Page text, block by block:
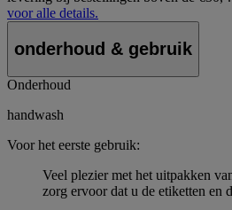
voor alle details.
onderhoud & gebruik
Onderhoud
handwash
Voor het eerste gebruik:
Veel plezier met het uitpakken
zorg ervoor dat u de etiketten en